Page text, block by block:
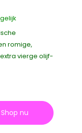
romige,
vierge olijf-
Shop nu